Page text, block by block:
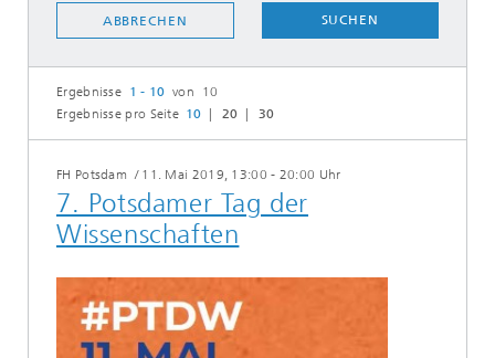
ABBRECHEN SUCHEN
Ergebnisse 1 - 10 von 10
Ergebnisse pro Seite 10 20 30
FH Potsdam / 11. Mai 2019, 13:00 - 20:00 Uhr
7. Potsdamer Tag der
Wissenschaften